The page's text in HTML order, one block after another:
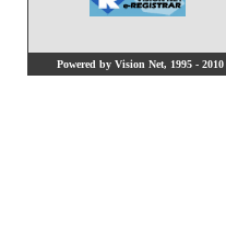
Powered by Vision Net, 1995 - 2010